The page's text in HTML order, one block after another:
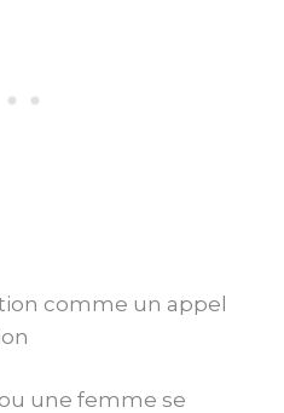
comme un appel
une femme se